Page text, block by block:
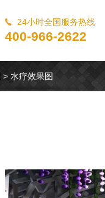
24小时全国服务热线
400-966-2622
>水疗效果图